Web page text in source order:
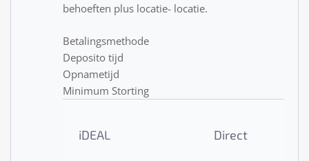
behoeften plus locatie- locatie.
Betalingsmethode
Deposito tijd
Opnametijd
Minimum Storting
iDEAL Direct